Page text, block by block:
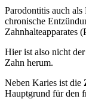
Parodontitis auch als
chronische
Zahnhalteapparates
Hier ist also nicht
Zahn herum.
Neben Karies ist die
Hauptgrund für den